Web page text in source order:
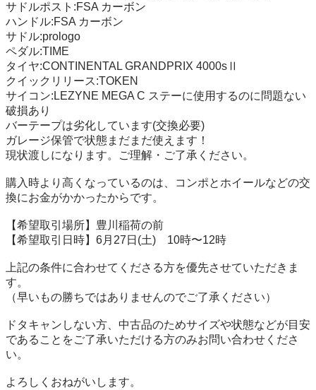
サドルポスト:FSA カーボン
ハンドル:FSA カーボン
サドル:prologo
ペダル:TIME
タイヤ:CONTINENTAL GRANDPRIX 4000sⅡ
クイックリリース:TOKEN
サイコン:LEZYNE MEGA C ステーに使用するのに問題ない
破損あり
バーテープは劣化しています(交換必要)
ガレージ保管で状態まだまだ使えます！
現状渡しになります。ご理解・ご了承ください。
購入時より高くなっているのは、コンポとホイールなどの交
換にお金がかかったからです。
【希望取引場所】豊川稲荷の前
【希望取引日時】6月27日(土)　10時〜12時
上記の条件に合わせてくださる方を優先させていただきま
す。
（早いもの勝ちではありませんのでご了承ください）
ドタキャンしない方、中古品のためサイズや状態などが目安
であることをご了承いただける方のみお問い合わせくださ
い。
よろしくおねがいします。